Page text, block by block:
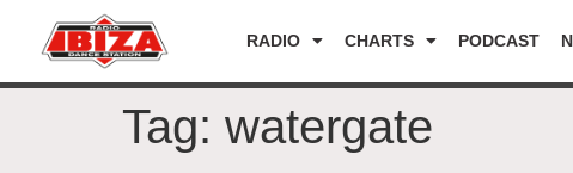
RADIO CHARTS PODCAST
Tag: watergate